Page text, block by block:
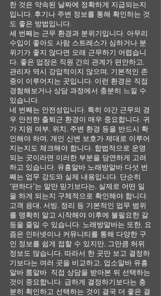
한 것은 약속된 날짜에 정확하게 지급되는지
입니다. 후기나 주변 정보를 통해 확인하는 것
도 좋은 방법입니다.
세 번째는 근무 환경과 분위기입니다. 아무리
수입이 좋아도 사람 스트레스가 심하거나 분
위기가 좋지 않다면 오래 근무하기 어렵습니
다. 좋은 업장은 직원 간의 관계가 편안하고,
관리자 역시 강압적이지 않으며, 기본적인 존
중이 이루어지는 곳입니다. 이런 환경은 직접
경험해보거나 상담 과정에서 충분히 느낄 수
있습니다.
네 번째는 안전성입니다. 특히 야간 근무의 경
우 안전한 출퇴근 환경이 매우 중요합니다. 귀
가 지원 여부, 위치, 주변 환경 등을 반드시 확
인해야 하며, 개인 신변 보호가 제대로 이루어
지는지도 체크해야 합니다. 합법적으로 운영
되는 곳이라면 이러한 부분을 당연하게 고려
하고 있습니다. 유흥알바 노래방알바 다섯 번
째는 업무 강도와 실제 내용입니다. 단순히
“편하다”는 말만 믿기보다는, 실제로 어떤 일
을 하게 되는지 구체적으로 확인해야 합니다.
고객 응대, 서빙, 정리 등 기본적인 업무 범위
를 명확히 알고 시작해야 이후에 불필요한 갈
등을 줄일 수 있습니다. 노래방알바는 또한, 요
즘은 인터넷이나 커뮤니티를 통해 다양한 구
인 정보를 쉽게 접할 수 있지만, 그만큼 허위
정보도 많습니다. 따라서 한 곳만 보고 결정하
기보다는 여러 곳을 비교하고, 업소알바 유흥
알바 룸알바 직접 상담을 받아본 뒤 선택하는
것이 중요합니다. 급하게 결정하기보다는 충
분히 확인하고 선택하는 것이 결국 더 좋은 결